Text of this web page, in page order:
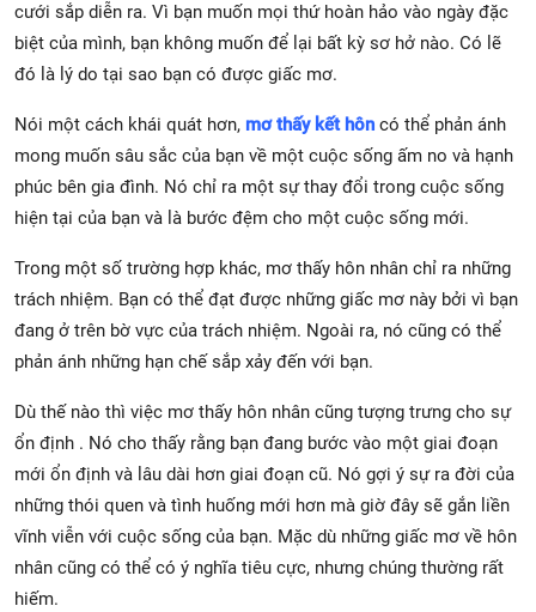
cưới sắp diễn ra. Vì bạn muốn mọi thứ hoàn hảo vào ngày đặc
biệt của mình, bạn không muốn để lại bất kỳ sơ hở nào. Có lẽ
đó là lý do tại sao bạn có được giấc mơ.
Nói một cách khái quát hơn, mơ thấy kết hôn có thể phản ánh
mong muốn sâu sắc của bạn về một cuộc sống ấm no và hạnh
phúc bên gia đình. Nó chỉ ra một sự thay đổi trong cuộc sống
hiện tại của bạn và là bước đệm cho một cuộc sống mới.
Trong một số trường hợp khác, mơ thấy hôn nhân chỉ ra những
trách nhiệm. Bạn có thể đạt được những giấc mơ này bởi vì bạn
đang ở trên bờ vực của trách nhiệm. Ngoài ra, nó cũng có thể
phản ánh những hạn chế sắp xảy đến với bạn.
Dù thế nào thì việc mơ thấy hôn nhân cũng tượng trưng cho sự
ổn định . Nó cho thấy rằng bạn đang bước vào một giai đoạn
mới ổn định và lâu dài hơn giai đoạn cũ. Nó gợi ý sự ra đời của
những thói quen và tình huống mới hơn mà giờ đây sẽ gắn liền
vĩnh viễn với cuộc sống của bạn. Mặc dù những giấc mơ về hôn
nhân cũng có thể có ý nghĩa tiêu cực, nhưng chúng thường rất
hiếm.